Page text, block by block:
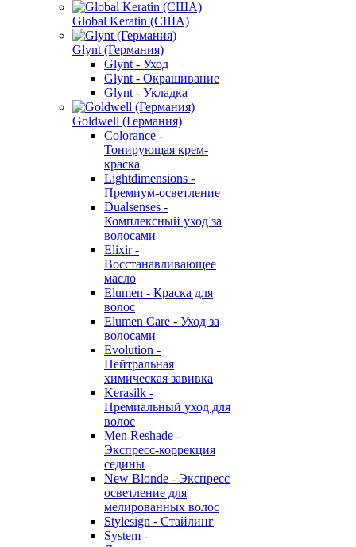
Global Keratin (США)
Glynt (Германия)
Glynt - Уход
Glynt - Окрашивание
Glynt - Укладка
Goldwell (Германия)
Colorance -
Тонирующая крем-
краска
Lightdimensions -
Премиум-осветление
Dualsenses -
Комплексный уход за
волосами
Elixir -
Восстанавливающее
масло
Elumen - Краска для
волос
Elumen Care - Уход за
волосами
Evolution -
Нейтральная
химическая завивка
Kerasilk -
Премиальный уход для
волос
Men Reshade -
Экспресс-коррекция
седины
New Blonde - Экспресс
осветление для
мелированных волос
Stylesign - Стайлинг
System -